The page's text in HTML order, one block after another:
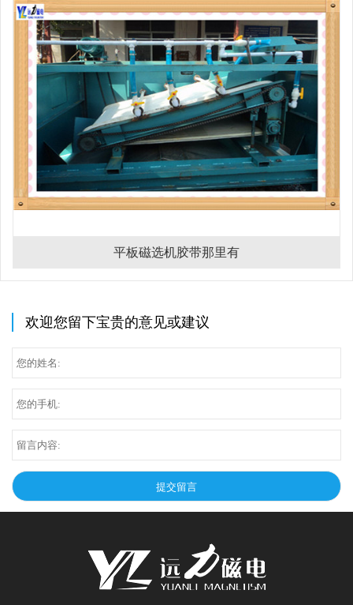
平板磁选机胶带那里有
欢迎您留下宝贵的意见或建议